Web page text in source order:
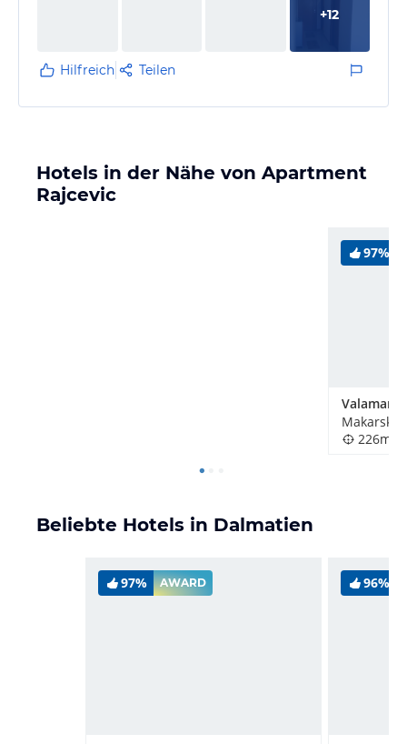
großen Wohnung 80 Qm mit 2 Schlafräumen/Bädern
Wir haben uns für das gr. Appartment entschieden
+12
Hilfreich Teilen
Hotels in der Nähe von Apartment
Rajcevic
97%
226m
Beliebte Hotels in Dalmatien
97% AWARD 96%